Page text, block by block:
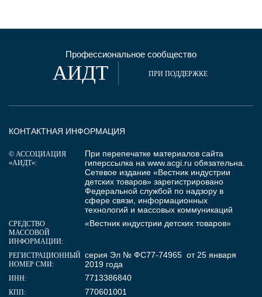
Профессиональное сообщество
АИДТ ПРИ ПОДДЕРЖКЕ
КОНТАКТНАЯ ИНФОРМАЦИЯ
© АССОЦИАЦИЯ
«АИДТ»:
При перепечатке материалов сайта
гиперссылка на www.acgi.ru обязательна.
Сетевое издание «Вестник индустрии
детских товаров» зарегистрировано
Федеральной службой по надзору в
сфере связи, информационных
технологий и массовых коммуникаций
СРЕДСТВО
МАССОВОЙ
ИНФОРМАЦИИ:
«Вестник индустрии детских товаров»
РЕГИСТРАЦИОННЫЙ
НОМЕР СМИ:
серия Эл № ФС77-74965 от 25 января
2019 года
ИНН: 7713386840
КПП: 770601001